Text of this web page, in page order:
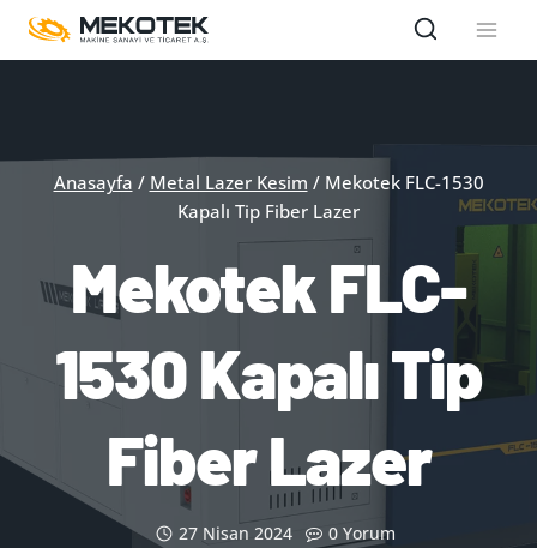
Skip
Anasayfa / Metal Lazer Kesim / Mekotek FLC-1530
Kapalı Tip Fiber Lazer
Mekotek FLC-
1530 Kapalı Tip
Fiber Lazer
27 Nisan 2024 0 Yorum